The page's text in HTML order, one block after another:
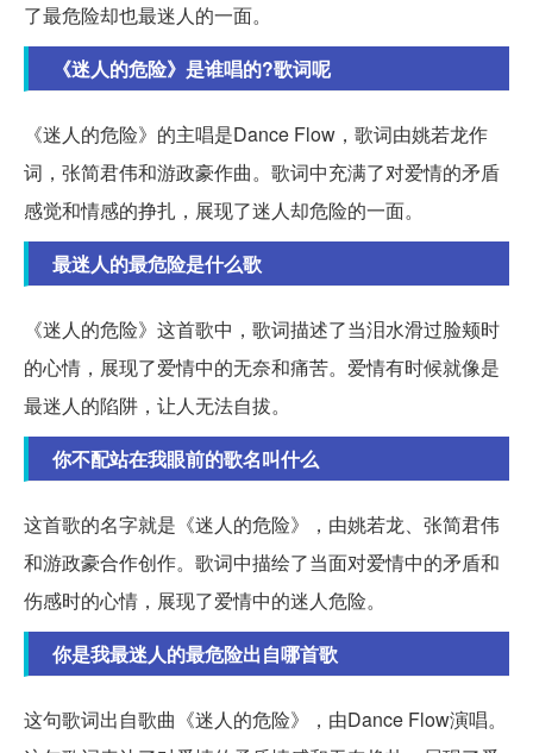
了最危险却也最迷人的一面。
《迷人的危险》是谁唱的?歌词呢
《迷人的危险》的主唱是Dance Flow，歌词由姚若龙作
词，张简君伟和游政豪作曲。歌词中充满了对爱情的矛盾
感觉和情感的挣扎，展现了迷人却危险的一面。
最迷人的最危险是什么歌
《迷人的危险》这首歌中，歌词描述了当泪水滑过脸颊时
的心情，展现了爱情中的无奈和痛苦。爱情有时候就像是
最迷人的陷阱，让人无法自拔。
你不配站在我眼前的歌名叫什么
这首歌的名字就是《迷人的危险》，由姚若龙、张简君伟
和游政豪合作创作。歌词中描绘了当面对爱情中的矛盾和
伤感时的心情，展现了爱情中的迷人危险。
你是我最迷人的最危险出自哪首歌
这句歌词出自歌曲《迷人的危险》，由Dance Flow演唱。